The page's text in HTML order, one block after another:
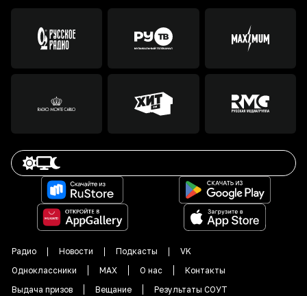
Радио Новости Подкасты
VK
Одноклассники
MAX О нас
Контакты
Выдача призов
Вещание Результаты СОУТ